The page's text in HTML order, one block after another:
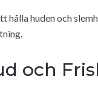
hålla huden och
och